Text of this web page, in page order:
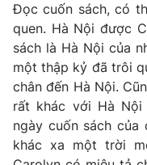
Hậu trường
Nhân vật
Khán giả
Giải sao mai
Điện ảnh
Âm nhạc
Sao
Đời sống
Du lịch
Làm đẹp
Chất lượng cuộc
Giáo dục
Tuyển sinh
Học trực tuyến
Công nghệ
Đọc cuốn sách, có
quen. Hà Nội được
sách là Hà Nội của
một thập kỷ đã trôi
chân đến Hà Nội.
rất khác với Hà
ngày cuốn sách
khác xa một trời